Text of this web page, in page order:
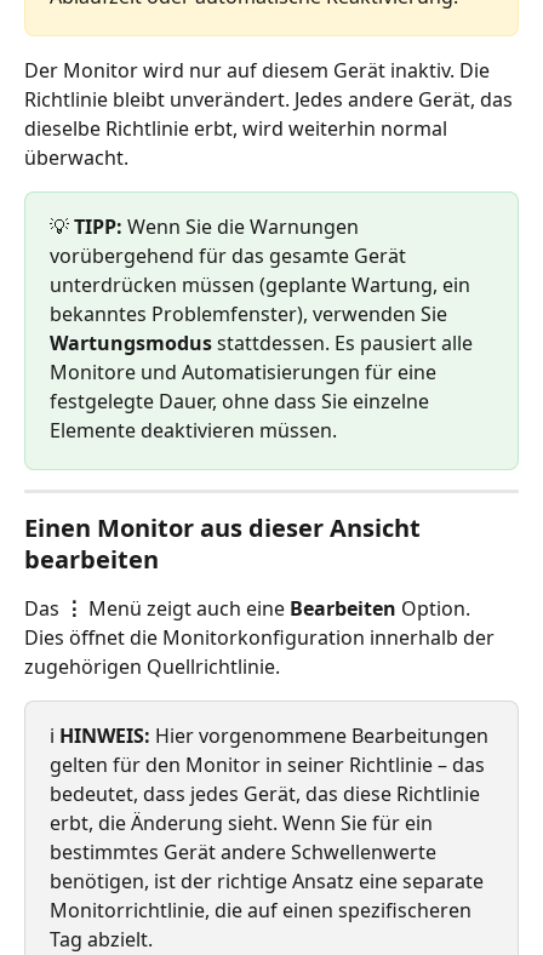
Der Monitor wird nur auf diesem Gerät inaktiv. Die
Richtlinie bleibt unverändert. Jedes andere Gerät, das
dieselbe Richtlinie erbt, wird weiterhin normal
überwacht.
💡 TIPP: Wenn Sie die Warnungen
vorübergehend für das gesamte Gerät
unterdrücken müssen (geplante Wartung, ein
bekanntes Problemfenster), verwenden Sie
Wartungsmodus stattdessen. Es pausiert alle
Monitore und Automatisierungen für eine
festgelegte Dauer, ohne dass Sie einzelne
Elemente deaktivieren müssen.
Einen Monitor aus dieser Ansicht
bearbeiten
Das ⋮ Menü zeigt auch eine Bearbeiten Option.
Dies öffnet die Monitorkonfiguration innerhalb der
zugehörigen Quellrichtlinie.
ℹ️ HINWEIS: Hier vorgenommene Bearbeitungen
gelten für den Monitor in seiner Richtlinie – das
bedeutet, dass jedes Gerät, das diese Richtlinie
erbt, die Änderung sieht. Wenn Sie für ein
bestimmtes Gerät andere Schwellenwerte
benötigen, ist der richtige Ansatz eine separate
Monitorrichtlinie, die auf einen spezifischeren
Tag abzielt.